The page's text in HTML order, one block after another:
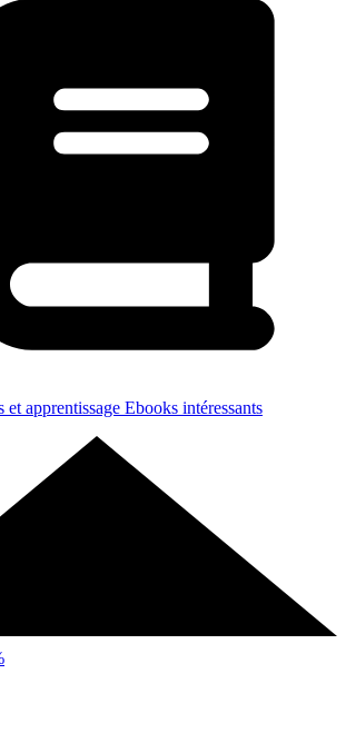
et apprentissage Ebooks intéressants